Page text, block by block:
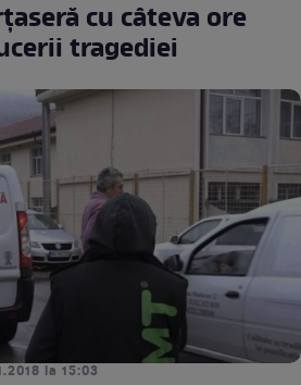
cu câteva ore
tragediei
la 15:03